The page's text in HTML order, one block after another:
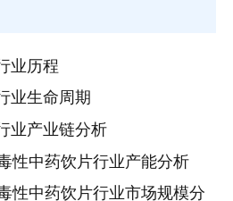
业历程
业生命周期
业产业链分析
性中药饮片行业产能分析
性中药饮片行业市场规模分